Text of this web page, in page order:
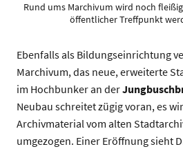
Rund ums Marchivum wird noch
öffentlicher Treffpunkt
Ebenfalls als Bildungseinrichtung
Marchivum, das neue, erweiterte
im Hochbunker an der
Neubau schreitet zügig voran, es
Archivmaterial vom alten
umgezogen. Einer Eröffnung sieht